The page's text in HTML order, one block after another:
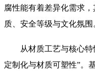
腐性能有着差异化需求
质、安全等级与文化氛围
从材质工艺与核心特
定制化与材质可塑性”。